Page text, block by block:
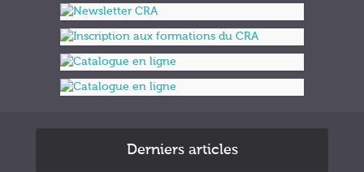
Derniers articles